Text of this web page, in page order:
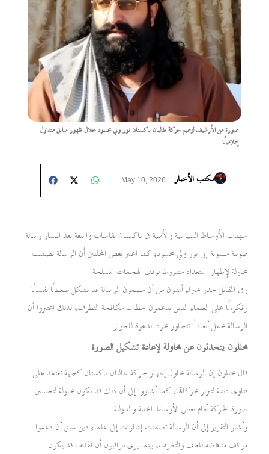
صورة من الأرشيف لزعيم حركة طالبان باكستان نور ولي محسود خلال ظهور سابق متداول
إعلاميًا
مكتب الأخبار May 10, 2026
شهدت الأوساط السياسية والأمنية في باكستان نقاشات واسعة بعد انتشار رسالة
صوتية منسوبة إلى نور ولي محسود، كما اعتبر بعض المحللين أن الرسالة تضمنت
محاولة لإظهار استعداد مشروط لوقف الهجمات المسلحة
وفي المقابل حذر خبراء أمنيون من أن مضمون الرسالة قد يشكل ضغطًا نفسيًا
وفكريًا على العلماء الذين يدعمون خطاب مكافحة التطرف، لذلك اعتبروا أن
الرسالة تحمل أبعادًا تتجاوز مجرد الدعوة للحوار
محللون يتحدثون عن محاولة لإعادة تشكيل الصورة
قال محللون إن الرسالة تحاول إظهار حركة طالبان باكستان كجهة تعتمد على
فتاوى دينية لتبرير تحركاتها، كما أشاروا إلى أن ذلك قد يكون محاولة لتحسين
صورة الحركة أمام بعض الأوساط المحلية والدولية
وأشار التقرير إلى أن الرسالة تضمنت إشارات إلى علماء دين سبق أن دعموا
مواقف مناهضة للعنف والتطرف، بينما يرى مراقبون أن الهدف قد يكون